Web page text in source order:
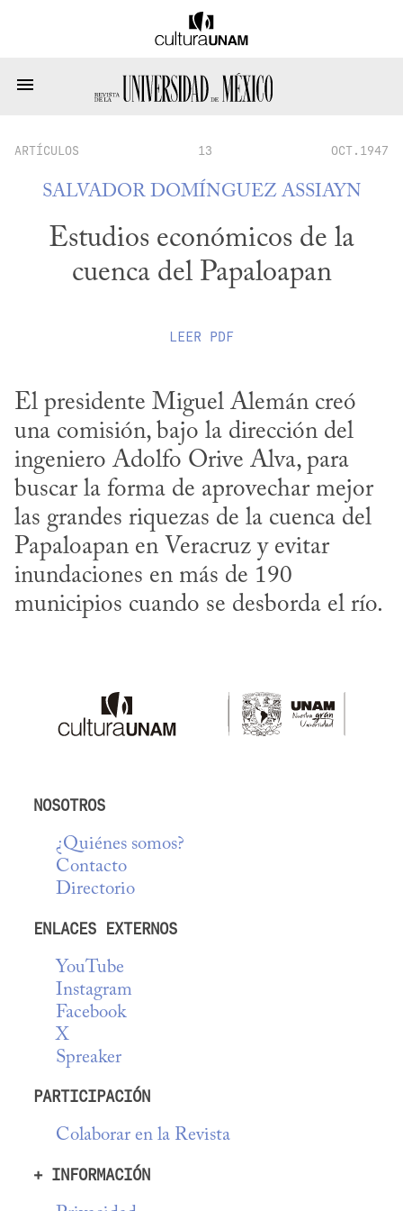
ARTÍCULOS 13 OCT.1947
SALVADOR DOMÍNGUEZ ASSIAYN
Estudios económicos de la
cuenca del Papaloapan
LEER PDF
El presidente Miguel Alemán creó
una comisión, bajo la dirección del
ingeniero Adolfo Orive Alva, para
buscar la forma de aprovechar mejor
las grandes riquezas de la cuenca del
Papaloapan en Veracruz y evitar
inundaciones en más de 190
municipios cuando se desborda el río.
NOSOTROS
¿Quiénes somos?
Contacto
Directorio
ENLACES EXTERNOS
YouTube
Instagram
Facebook
X
Spreaker
PARTICIPACIÓN
Colaborar en la Revista
+ INFORMACIÓN